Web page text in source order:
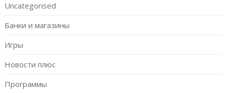
Uncategorised
Банки и магазины
Игры
Новости плюс
Программы